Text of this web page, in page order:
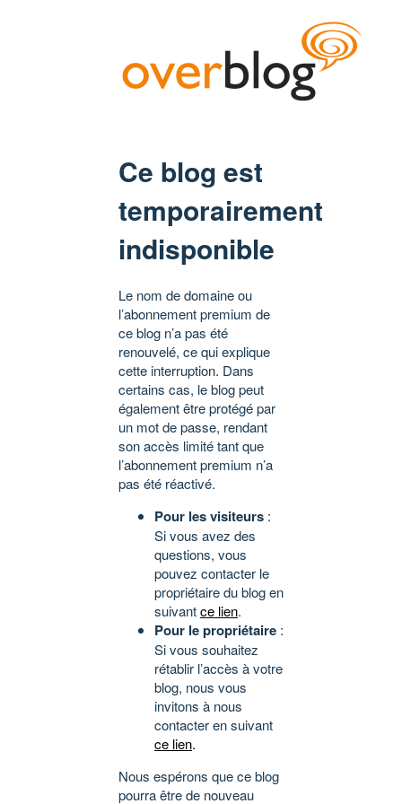
Ce blog est
temporairement
indisponible
Le nom de domaine ou
l’abonnement premium de
ce blog n’a pas été
renouvelé, ce qui explique
cette interruption. Dans
certains cas, le blog peut
également être protégé par
un mot de passe, rendant
son accès limité tant que
l’abonnement premium n’a
pas été réactivé.
Pour les visiteurs :
Si vous avez des
questions, vous
pouvez contacter le
propriétaire du blog en
suivantce lien.
Pour le propriétaire :
Si vous souhaitez
rétablir l’accès à votre
blog, nous vous
invitons à nous
contacter en suivant
ce lien.
Nous espérons que ce blog
pourra être de nouveau